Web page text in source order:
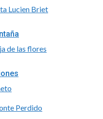
Lucien Briet
de las flores
Perdido